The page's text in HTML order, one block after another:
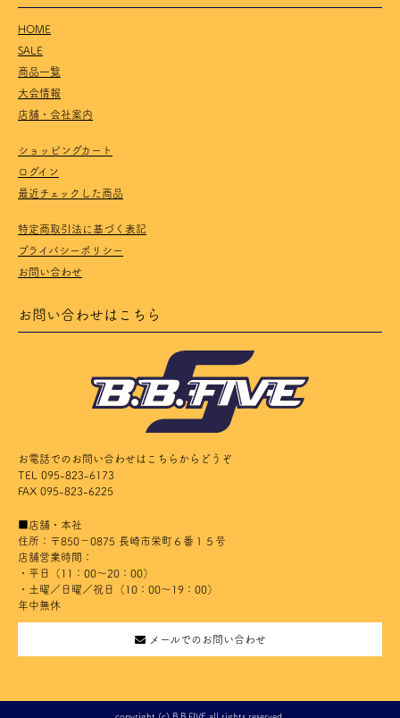
HOME
SALE
商品一覧
大会情報
店舗・会社案内
ショッピングカート
ログイン
最近チェックした商品
特定商取引法に基づく表記
プライバシーポリシー
お問い合わせ
お問い合わせはこちら
お電話でのお問い合わせはこちらからどうぞ
TEL 095-823-6173
FAX 095-823-6225
■店舗・本社
住所：〒850－0875 長崎市栄町６番１５号
店舗営業時間：
・平日（11：00～20：00）
・土曜／日曜／祝日（10：00～19：00）
年中無休
メールでのお問い合わせ